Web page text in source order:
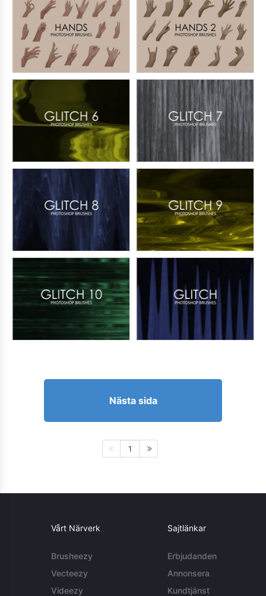
Nästa sida
1
Vårt Närverk
Brusheezy
Vecteezy
Videezy
Sajtlänkar
Erbjudanden
Annonsera
Kundtjänst